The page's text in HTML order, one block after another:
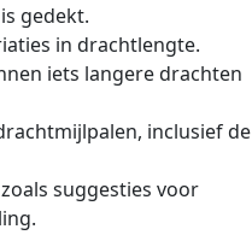
gedekt.
in drachtlengte.
iets langere drachten
inclusief de
suggesties voor